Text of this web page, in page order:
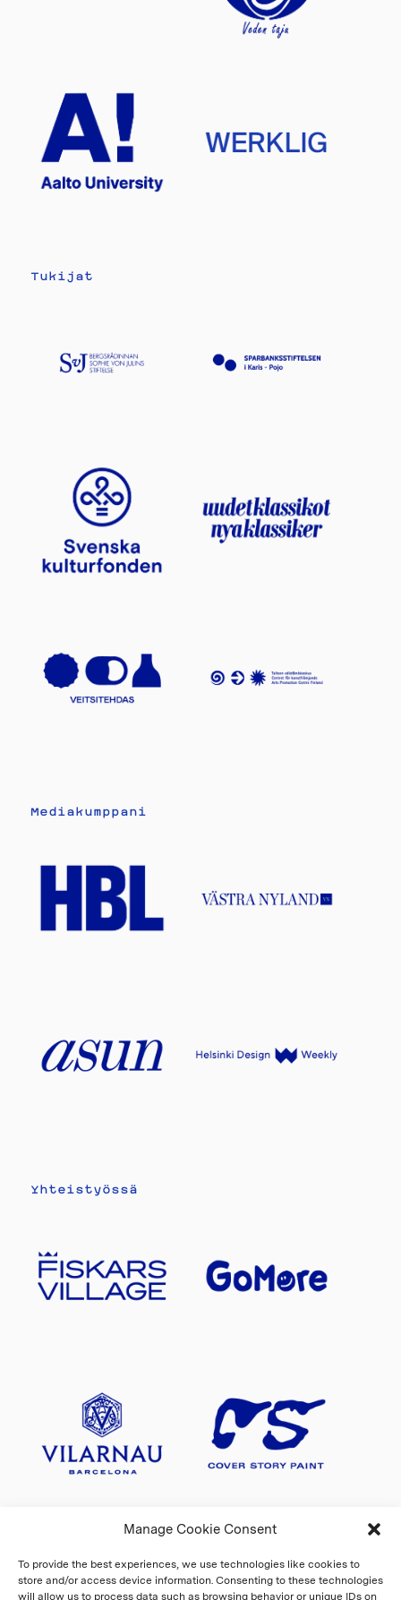
Manage Cookie Consent
To provide the best experiences, we use technologies like cookies to
store and/or access device information. Consenting to these technologies
will allow us to process data such as browsing behavior or unique IDs on
Tukijat
Mediakumppani
Yhteistyössä